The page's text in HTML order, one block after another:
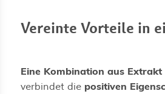
Vereinte Vorteile in
Eine Kombination aus Extrakt
verbindet die positiven